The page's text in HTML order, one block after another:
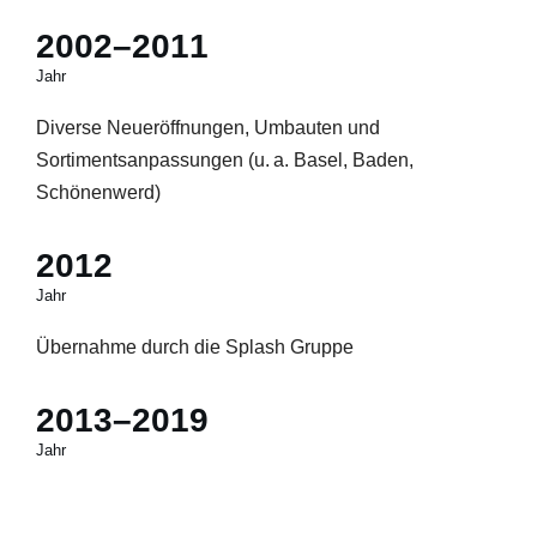
2002–2011
Jahr
Diverse Neueröffnungen, Umbauten und
Sortimentsanpassungen (u. a. Basel, Baden,
Schönenwerd)
2012
Jahr
Übernahme durch die Splash Gruppe
2013–2019
Jahr